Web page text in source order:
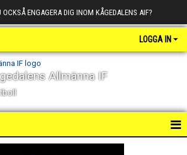
OCKSÅ ENGAGERA DIG INOM KÅGEDALENS AIF?
LOGGA IN
Allmänna IF